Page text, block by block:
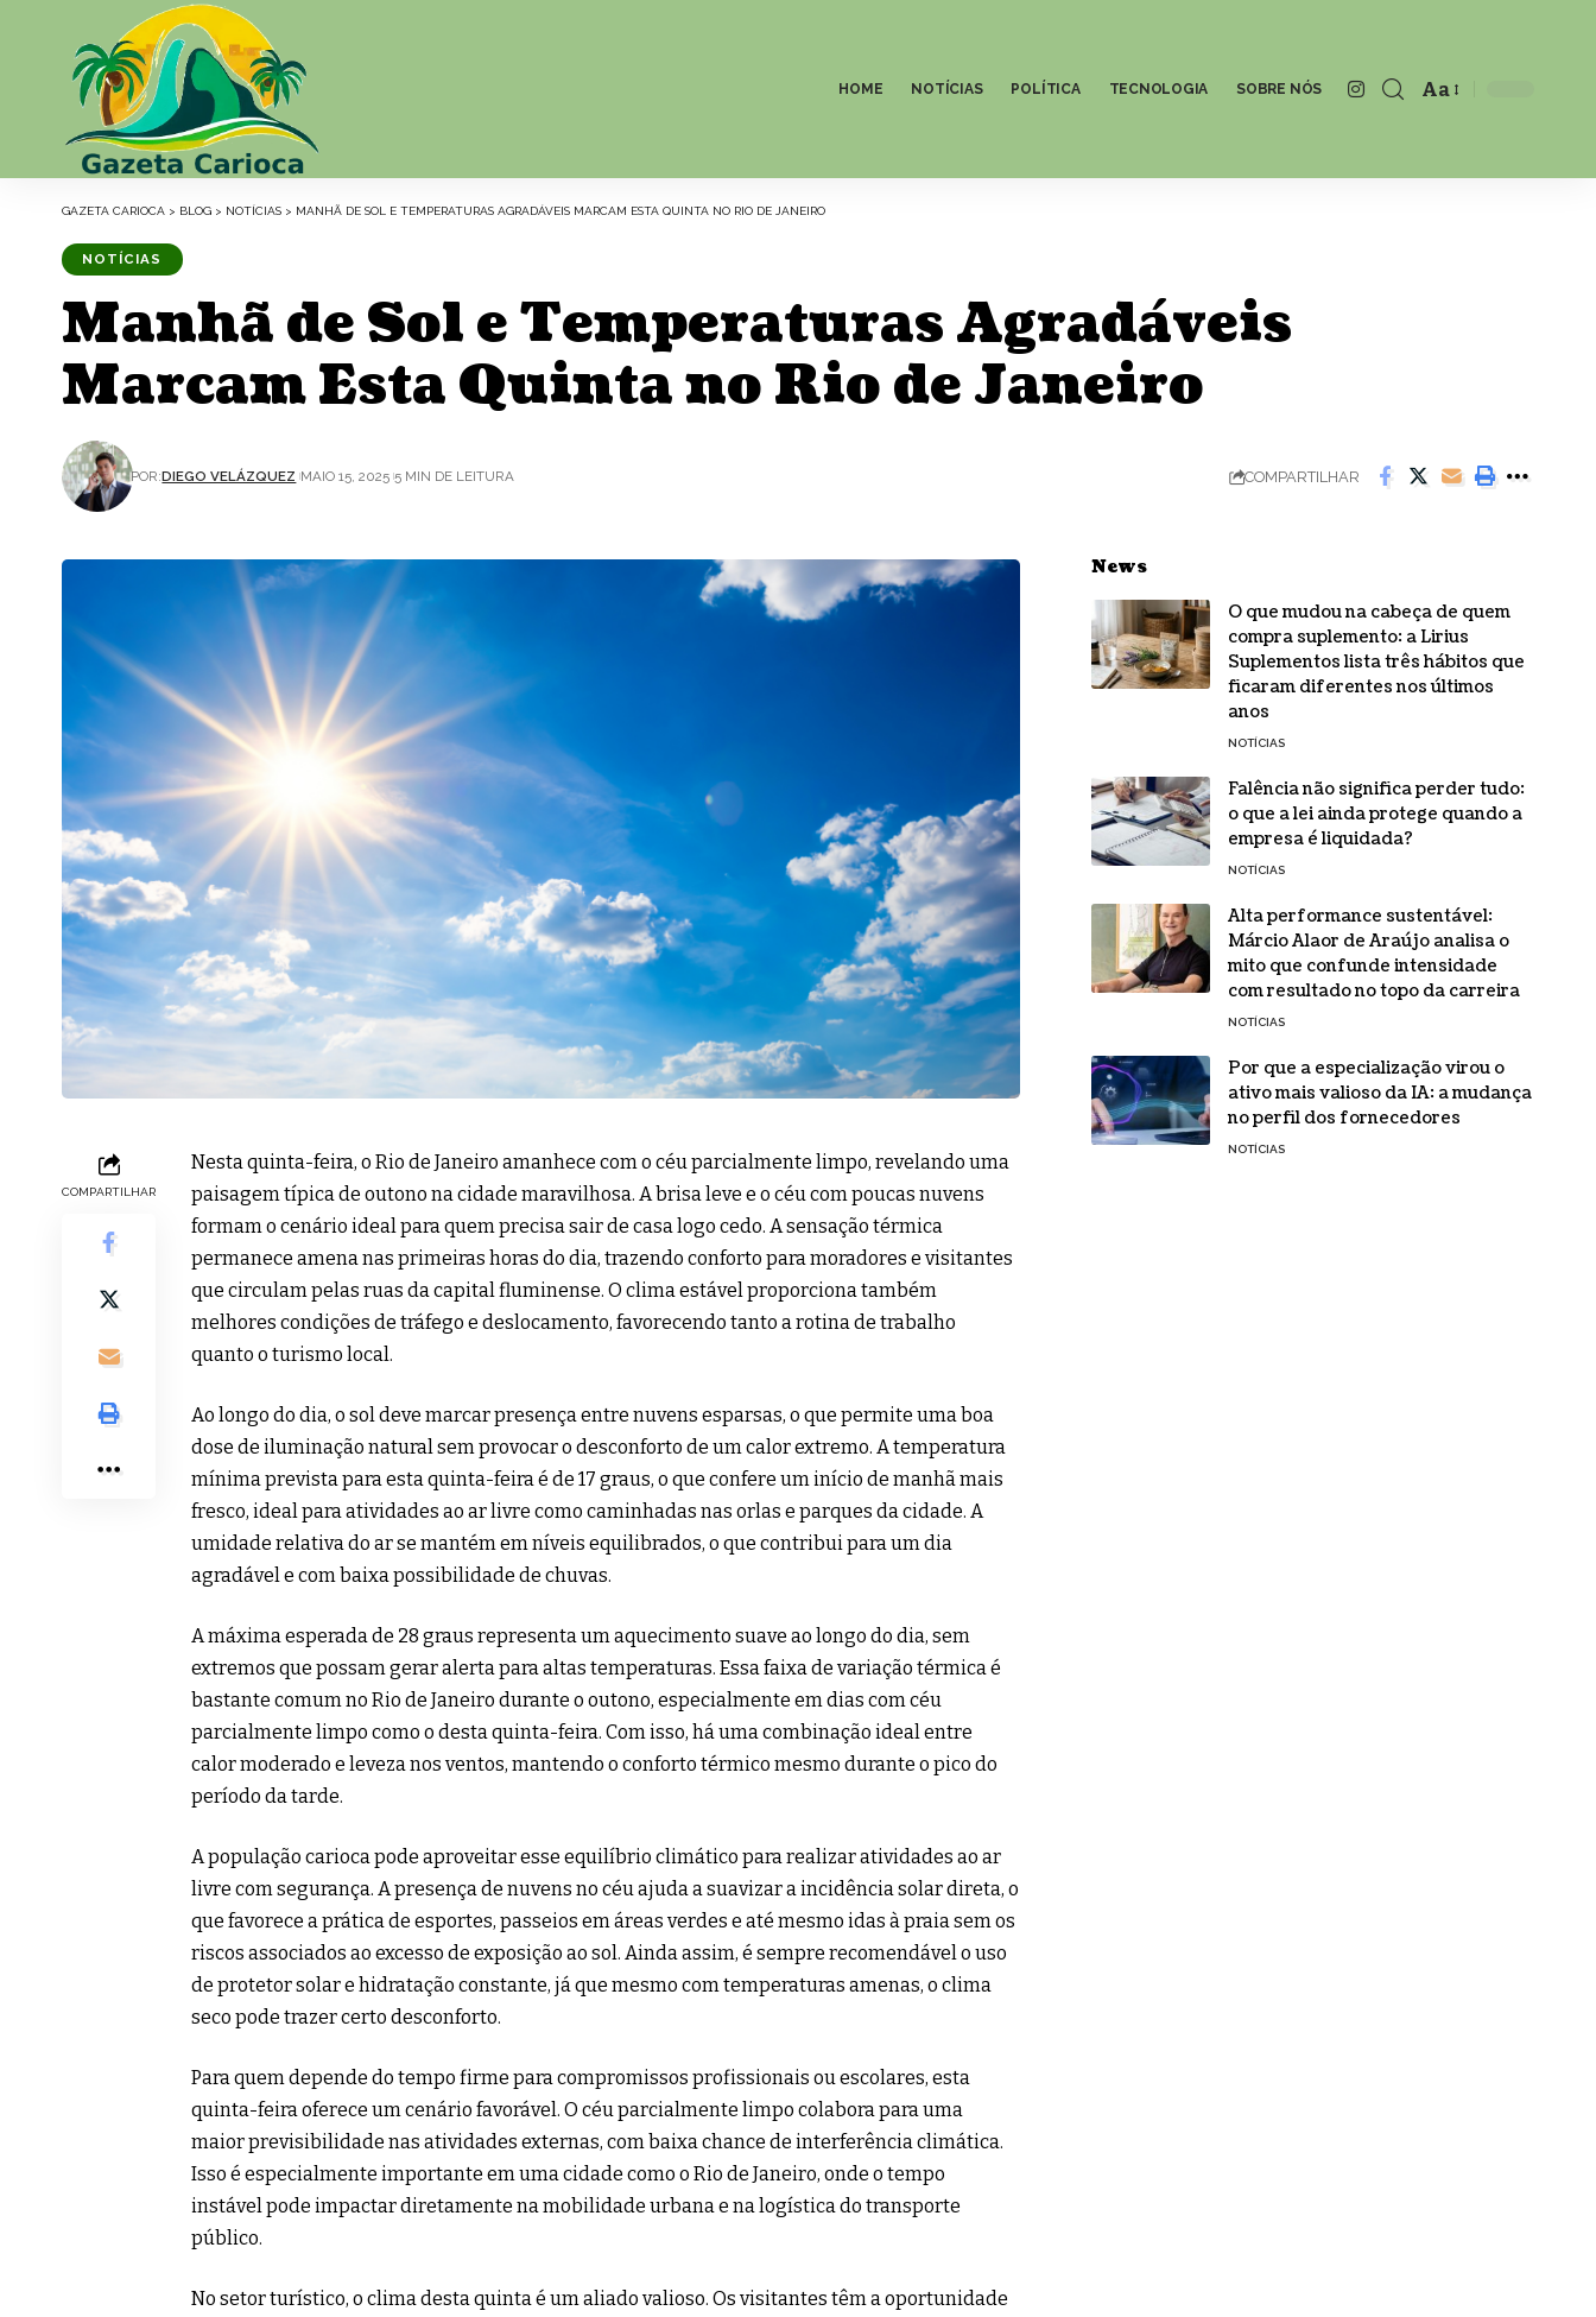
HOME NOTÍCIAS POLÍTICA TECNOLOGIA SOBRE NÓS
Font
Aa
GAZETA CARIOCA > BLOG > NOTÍCIAS > MANHÃ DE SOL E TEMPERATURAS AGRADÁVEIS MARCAM ESTA QUINTA NO RIO DE JANEIRO
NOTÍCIAS
Manhã de Sol e Temperaturas Agradáveis
Marcam Esta Quinta no Rio de Janeiro
POR:DIEGO VELÁZQUEZ MAIO 15, 2025 5 MIN DE LEITURA COMPARTILHAR
COMPARTILHAR
Nesta quinta-feira, o Rio de Janeiro amanhece com o céu parcialmente limpo, revelando uma
paisagem típica de outono na cidade maravilhosa. A brisa leve e o céu com poucas nuvens
formam o cenário ideal para quem precisa sair de casa logo cedo. A sensação térmica
permanece amena nas primeiras horas do dia, trazendo conforto para moradores e visitantes
que circulam pelas ruas da capital fluminense. O clima estável proporciona também
melhores condições de tráfego e deslocamento, favorecendo tanto a rotina de trabalho
quanto o turismo local.
Ao longo do dia, o sol deve marcar presença entre nuvens esparsas, o que permite uma boa
dose de iluminação natural sem provocar o desconforto de um calor extremo. A temperatura
mínima prevista para esta quinta-feira é de 17 graus, o que confere um início de manhã mais
fresco, ideal para atividades ao ar livre como caminhadas nas orlas e parques da cidade. A
umidade relativa do ar se mantém em níveis equilibrados, o que contribui para um dia
agradável e com baixa possibilidade de chuvas.
A máxima esperada de 28 graus representa um aquecimento suave ao longo do dia, sem
extremos que possam gerar alerta para altas temperaturas. Essa faixa de variação térmica é
bastante comum no Rio de Janeiro durante o outono, especialmente em dias com céu
parcialmente limpo como o desta quinta-feira. Com isso, há uma combinação ideal entre
calor moderado e leveza nos ventos, mantendo o conforto térmico mesmo durante o pico do
período da tarde.
A população carioca pode aproveitar esse equilíbrio climático para realizar atividades ao ar
livre com segurança. A presença de nuvens no céu ajuda a suavizar a incidência solar direta, o
que favorece a prática de esportes, passeios em áreas verdes e até mesmo idas à praia sem os
riscos associados ao excesso de exposição ao sol. Ainda assim, é sempre recomendável o uso
de protetor solar e hidratação constante, já que mesmo com temperaturas amenas, o clima
seco pode trazer certo desconforto.
Para quem depende do tempo firme para compromissos profissionais ou escolares, esta
quinta-feira oferece um cenário favorável. O céu parcialmente limpo colabora para uma
maior previsibilidade nas atividades externas, com baixa chance de interferência climática.
Isso é especialmente importante em uma cidade como o Rio de Janeiro, onde o tempo
instável pode impactar diretamente na mobilidade urbana e na logística do transporte
público.
No setor turístico, o clima desta quinta é um aliado valioso. Os visitantes têm a oportunidade
News
O que mudou na cabeça de quem
compra suplemento: a Lirius
Suplementos lista três hábitos que
ficaram diferentes nos últimos
anos
NOTÍCIAS
Falência não significa perder tudo:
o que a lei ainda protege quando a
empresa é liquidada?
NOTÍCIAS
Alta performance sustentável:
Márcio Alaor de Araújo analisa o
mito que confunde intensidade
com resultado no topo da carreira
NOTÍCIAS
Por que a especialização virou o
ativo mais valioso da IA: a mudança
no perfil dos fornecedores
NOTÍCIAS